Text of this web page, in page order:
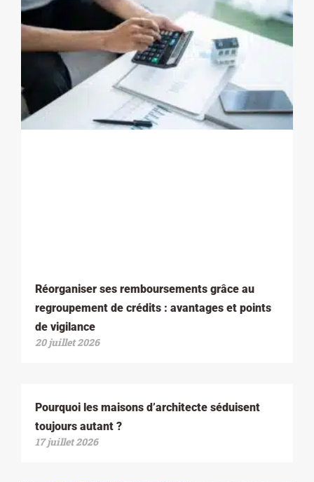
Réorganiser ses remboursements grâce au
regroupement de crédits : avantages et points
de vigilance
20 juillet 2026
Pourquoi les maisons d’architecte séduisent
toujours autant ?
17 juillet 2026